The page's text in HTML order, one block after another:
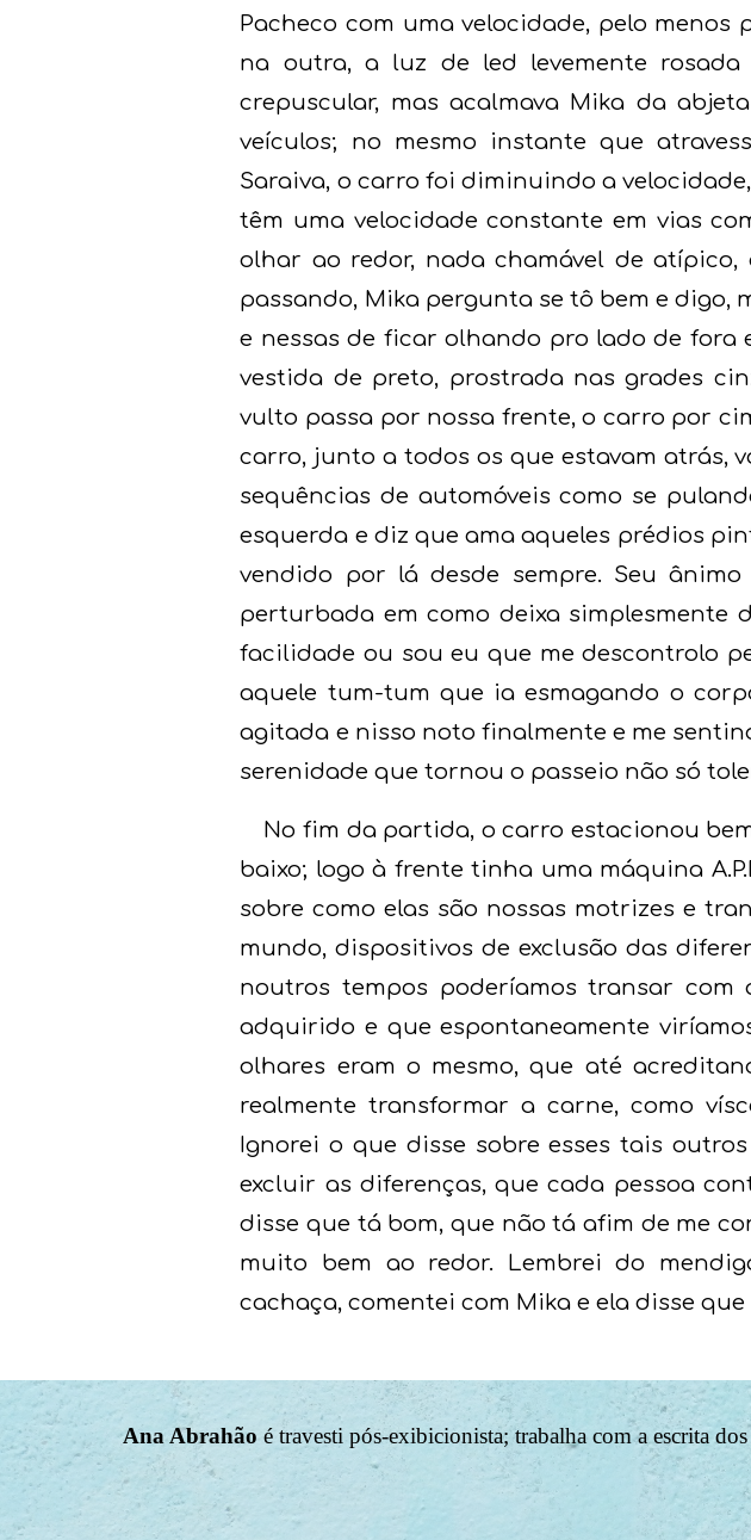
Pacheco com uma velocidade, pelo
na outra, a luz de led levemente
crepuscular, mas acalmava Mika da
veículos; no mesmo instante que
Saraiva, o carro foi diminuindo a
têm uma velocidade constante em vias
olhar ao redor, nada chamável de
passando, Mika pergunta se tô bem e digo,
e nessas de ficar olhando pro lado de fora
vestida de preto, prostrada nas grades
vulto passa por nossa frente, o carro por
carro, junto a todos os que estavam atrás,
sequências de automóveis como se
esquerda e diz que ama aqueles prédios
vendido por lá desde sempre. Seu
perturbada em como deixa simplesmente
facilidade ou sou eu que me descontrolo
aquele tum-tum que ia esmagando o
agitada e nisso noto finalmente e me
serenidade que tornou o passeio não só
No fim da partida, o carro estacionou
baixo; logo à frente tinha uma máquina
sobre como elas são nossas motrizes e
mundo, dispositivos de exclusão das
noutros tempos poderíamos transar
adquirido e que espontaneamente
olhares eram o mesmo, que até
realmente transformar a carne, como
Ignorei o que disse sobre esses tais
excluir as diferenças, que cada pessoa
disse que tá bom, que não tá afim de me
muito bem ao redor. Lembrei do
cachaça, comentei com Mika e ela disse que
Ana Abrahão é travesti pós-exibicionista; trabalha com a escrita